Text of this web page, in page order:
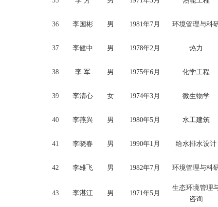
36 李国彬 男 1981年7月 环境管理与科
37 李健中 男 1978年2月 热力
38 李 军 男 1975年6月 化学工程
39 李清心 女 1974年3月 微生物学
40 李燕兴 男 1980年5月 水工建筑
41 李晓春 男 1990年1月 给水排水设计
42 李雄飞 男 1982年7月 环境管理与科
43 李湛江 男 1971年5月
生态环境管理
咨询